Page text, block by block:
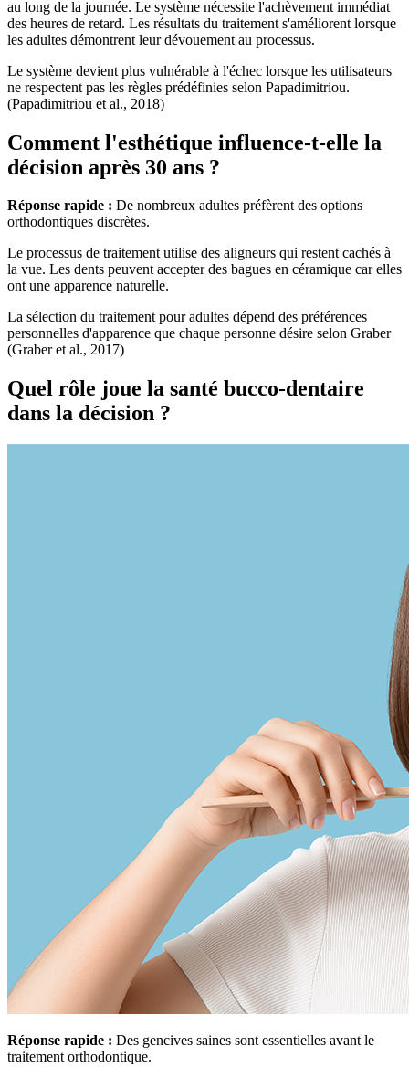
au long de la journée. Le système nécessite l'achèvement immédiat
des heures de retard. Les résultats du traitement s'améliorent lorsque
les adultes démontrent leur dévouement au processus.
Le système devient plus vulnérable à l'échec lorsque les utilisateurs
ne respectent pas les règles prédéfinies selon Papadimitriou.
(Papadimitriou et al., 2018)
Comment l'esthétique influence-t-elle la
décision après 30 ans ?
Réponse rapide : De nombreux adultes préfèrent des options
orthodontiques discrètes.
Le processus de traitement utilise des aligneurs qui restent cachés à
la vue. Les dents peuvent accepter des bagues en céramique car elles
ont une apparence naturelle.
La sélection du traitement pour adultes dépend des préférences
personnelles d'apparence que chaque personne désire selon Graber
(Graber et al., 2017)
Quel rôle joue la santé bucco-dentaire
dans la décision ?
Réponse rapide : Des gencives saines sont essentielles avant le
traitement orthodontique.